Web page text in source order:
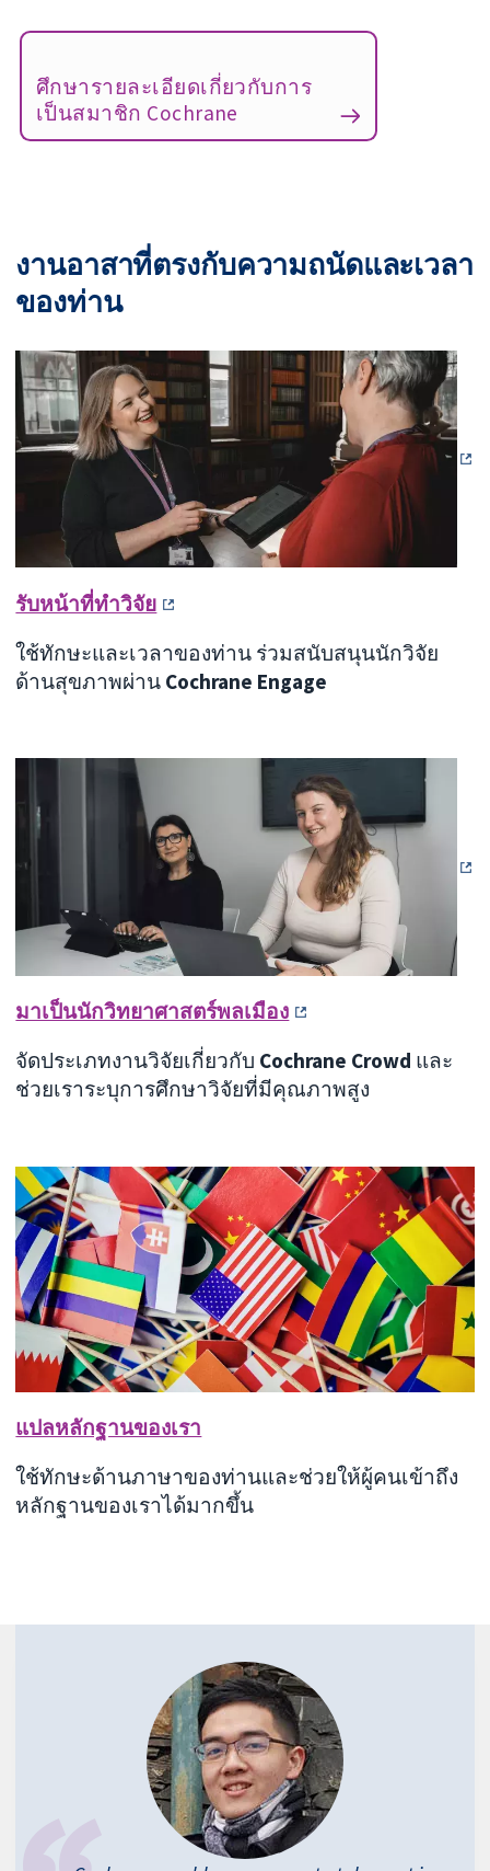
ศึกษารายละเอียดเกี่ยวกับการ
เป็นสมาชิก Cochrane
งานอาสาที่ตรงกับความถนัดและเวลา
ของท่าน
รับหน้าที่ทำวิจัย
ใช้ทักษะและเวลาของท่าน ร่วมสนับสนุนนักวิจัย
ด้านสุขภาพผ่าน Cochrane Engage
มาเป็นนักวิทยาศาสตร์พลเมือง
จัดประเภทงานวิจัยเกี่ยวกับ Cochrane Crowd และ
ช่วยเราระบุการศึกษาวิจัยที่มีคุณภาพสูง
แปลหลักฐานของเรา
ใช้ทักษะด้านภาษาของท่านและช่วยให้ผู้คนเข้าถึง
หลักฐานของเราได้มากขึ้น